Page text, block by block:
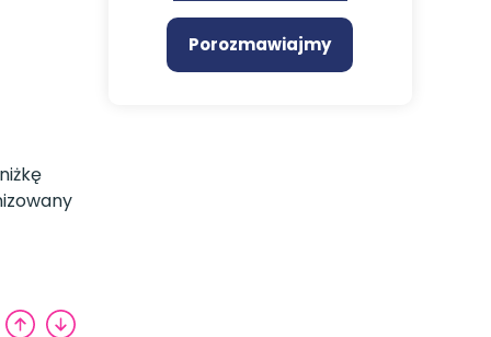
Porozmawiajmy